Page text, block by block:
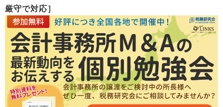
厳守で対応］